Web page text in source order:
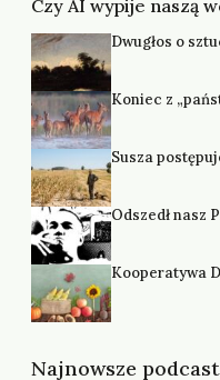
Czy AI wypije naszą
Dwugłos o
Koniec z
Susza
Odszedł nasz
Kooperatywa
Najnowsze